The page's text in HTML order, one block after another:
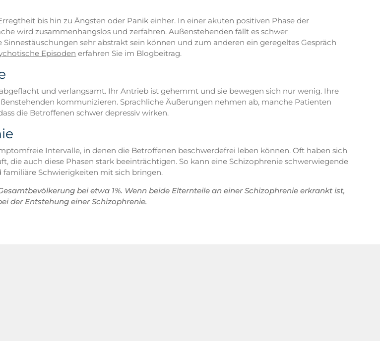
bis hin zu Ängsten oder Panik einher. In einer akuten positiven Phase der
wird zusammenhangslos und zerfahren. Außenstehenden fällt es schwer
sehr abstrakt sein können und zum anderen ein geregeltes Gespräch
Episoden erfahren Sie im Blogbeitrag.
und verlangsamt. Ihr Antrieb ist gehemmt und sie bewegen sich nur wenig. Ihre
kommunizieren. Sprachliche Äußerungen nehmen ab, manche Patienten
die Betroffenen schwer depressiv wirken.
Intervalle, in denen die Betroffenen beschwerdefrei leben können. Oft haben sich
die auch diese Phasen stark beeinträchtigen. So kann eine Schizophrenie schwerwiegende
Schwierigkeiten mit sich bringen.
bei etwa 1%. Wenn beide Elternteile an einer Schizophrenie erkrankt ist,
der Entstehung einer Schizophrenie.